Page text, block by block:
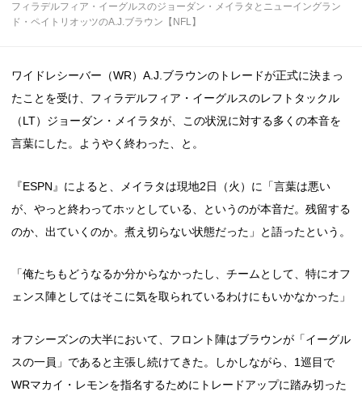
フィラデルフィア・イーグルスのジョーダン・メイラタとニューイングラン
ド・ペイトリオッツのA.J.ブラウン【NFL】
ワイドレシーバー（WR）A.J.ブラウンのトレードが正式に決まっ
たことを受け、フィラデルフィア・イーグルスのレフトタックル
（LT）ジョーダン・メイラタが、この状況に対する多くの本音を
言葉にした。ようやく終わった、と。
『ESPN』によると、メイラタは現地2日（火）に「言葉は悪い
が、やっと終わってホッとしている、というのが本音だ。残留する
のか、出ていくのか。煮え切らない状態だった」と語ったという。
「俺たちもどうなるか分からなかったし、チームとして、特にオフ
ェンス陣としてはそこに気を取られているわけにもいかなかった」
オフシーズンの大半において、フロント陣はブラウンが「イーグル
スの一員」であると主張し続けてきた。しかしながら、1巡目で
WRマカイ・レモンを指名するためにトレードアップに踏み切った